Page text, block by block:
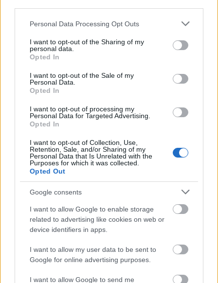
Please note that this website/app uses one or more Google
not limited to your visit or usage behaviour. You may click to
grant or deny consent to Google and its third-party tags to
use your data for below specified purposes in below Google
consent section.
Personal Data Processing Opt Outs
I want to opt-out of the Sharing of my
personal data.
Opted In
I want to opt-out of the Sale of my
Personal Data.
Opted In
I want to opt-out of processing my
Personal Data for Targeted Advertising.
Opted In
I want to opt-out of Collection, Use,
Retention, Sale, and/or Sharing of my
Personal Data that Is Unrelated with the
Purposes for which it was collected.
Opted Out
Google consents
I want to allow Google to enable storage
related to advertising like cookies on web or
device identifiers in apps.
I want to allow my user data to be sent to
Google for online advertising purposes.
I want to allow Google to send me
Τα φωτεινά στενά στη Βαλέτα / Πηγή: Shutterstock
Η Βασιλική της Παναγίας του Όρους
Κάρμελ
Βασιλική της Παναγίας του Όρους Κάρμελ, μια
ρωμαιοκαθολική μικρή βασιλική αφιερωμένη στην
Παναγία του Όρους Κάρμελ, είναι σημα κατατεθέν της
πόλης, με τον τρούλο της να φαίνεται από τα δρομάκια.
Ανακατασκευάστηκε μετά τον Β' Παγκόσμιο Πόλεμο,
όπου συντηρήθηκαν τα μαρμάρινα δάπεδα και η